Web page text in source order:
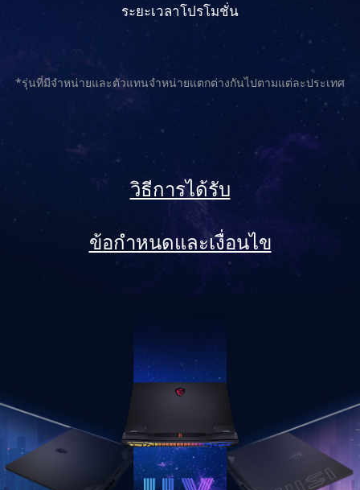
ระยะเวลาโปรโมชั่น
*รุ่นที่มีจำหน่ายและตัวแทนจำหน่ายแตกต่างกันไปตามแต่ละประเทศ
วิธีการได้รับ
ข้อกำหนดและเงื่อนไข